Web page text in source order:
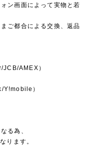
ン画面によって実物と若
ご都合による交換、返品
JCB/AMEX）
Y!mobile）
る為、
ります。